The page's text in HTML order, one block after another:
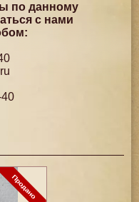
по данному
с нами